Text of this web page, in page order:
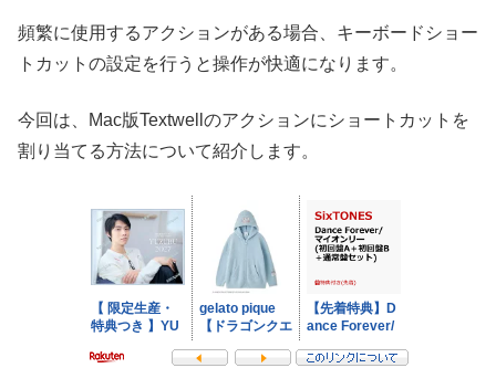
頻繁に使用するアクションがある場合、キーボードショー
トカットの設定を行うと操作が快適になります。
今回は、Mac版Textwellのアクションにショートカットを
割り当てる方法について紹介します。